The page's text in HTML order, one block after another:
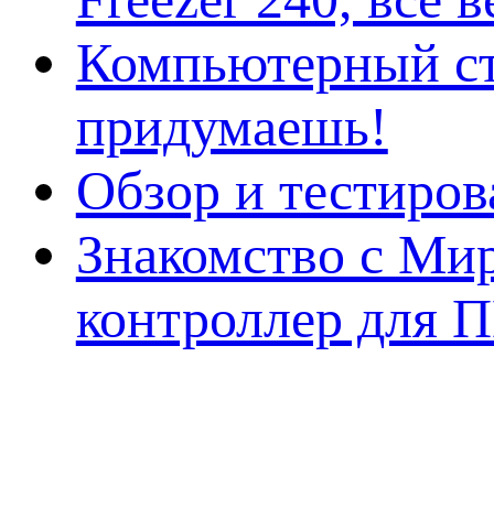
Компьютерный
придумаешь!
Обзор и
Знакомство с
контроллер для